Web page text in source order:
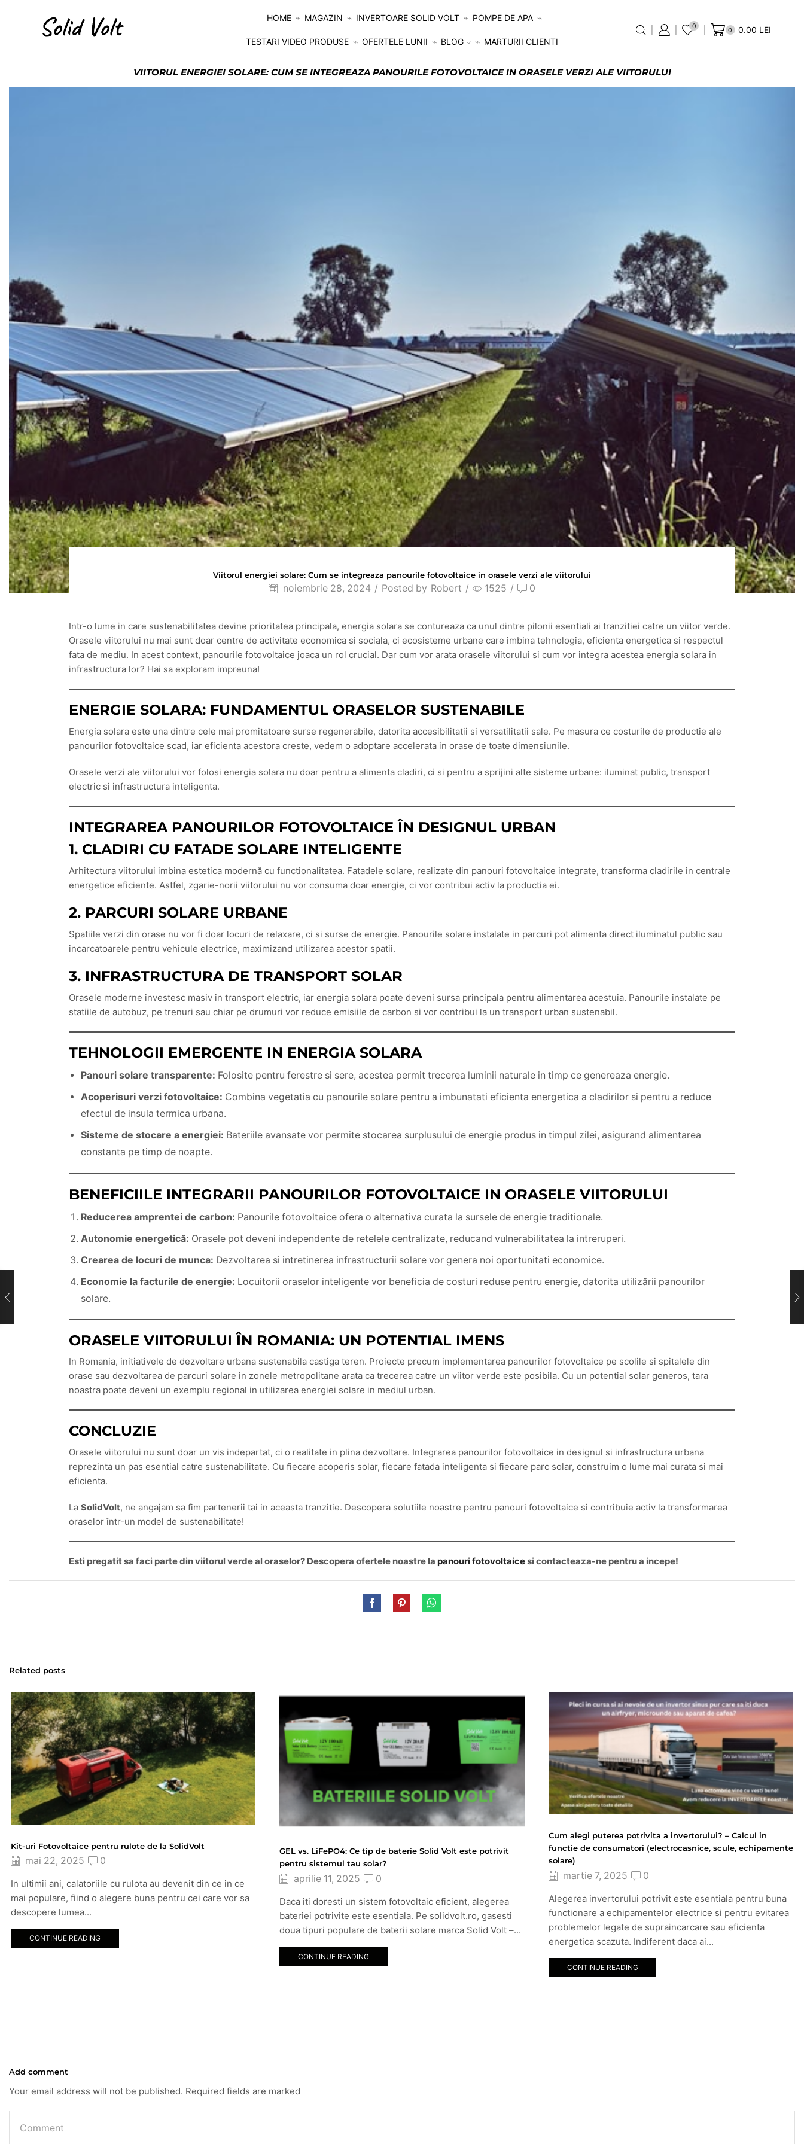
HOME MAGAZIN INVERTOARE SOLID VOLT POMPE DE APA
TESTARI VIDEO PRODUSE OFERTELE LUNII BLOG MARTURII CLIENTI
0
0 0.00 LEI
VIITORUL ENERGIEI SOLARE: CUM SE INTEGREAZA PANOURILE FOTOVOLTAICE IN ORASELE VERZI ALE VIITORULUI
Viitorul energiei solare: Cum se integreaza panourile fotovoltaice in orasele verzi ale viitorului
noiembrie 28, 2024 / Posted by Robert / 1525 / 0
Intr-o lume in care sustenabilitatea devine prioritatea principala, energia solara se contureaza ca unul dintre pilonii esentiali ai tranzitiei catre un viitor verde.
Orasele viitorului nu mai sunt doar centre de activitate economica si sociala, ci ecosisteme urbane care imbina tehnologia, eficienta energetica si respectul
fata de mediu. In acest context, panourile fotovoltaice joaca un rol crucial. Dar cum vor arata orasele viitorului si cum vor integra acestea energia solara in
infrastructura lor? Hai sa exploram impreuna!
ENERGIE SOLARA: FUNDAMENTUL ORASELOR SUSTENABILE
Energia solara este una dintre cele mai promitatoare surse regenerabile, datorita accesibilitatii si versatilitatii sale. Pe masura ce costurile de productie ale
panourilor fotovoltaice scad, iar eficienta acestora creste, vedem o adoptare accelerata in orase de toate dimensiunile.
Orasele verzi ale viitorului vor folosi energia solara nu doar pentru a alimenta cladiri, ci si pentru a sprijini alte sisteme urbane: iluminat public, transport
electric si infrastructura inteligenta.
INTEGRAREA PANOURILOR FOTOVOLTAICE ÎN DESIGNUL URBAN
1. CLADIRI CU FATADE SOLARE INTELIGENTE
Arhitectura viitorului imbina estetica modernă cu functionalitatea. Fatadele solare, realizate din panouri fotovoltaice integrate, transforma cladirile in centrale
energetice eficiente. Astfel, zgarie-norii viitorului nu vor consuma doar energie, ci vor contribui activ la productia ei.
2. PARCURI SOLARE URBANE
Spatiile verzi din orase nu vor fi doar locuri de relaxare, ci si surse de energie. Panourile solare instalate in parcuri pot alimenta direct iluminatul public sau
incarcatoarele pentru vehicule electrice, maximizand utilizarea acestor spatii.
3. INFRASTRUCTURA DE TRANSPORT SOLAR
Orasele moderne investesc masiv in transport electric, iar energia solara poate deveni sursa principala pentru alimentarea acestuia. Panourile instalate pe
statiile de autobuz, pe trenuri sau chiar pe drumuri vor reduce emisiile de carbon si vor contribui la un transport urban sustenabil.
TEHNOLOGII EMERGENTE IN ENERGIA SOLARA
Panouri solare transparente: Folosite pentru ferestre si sere, acestea permit trecerea luminii naturale in timp ce genereaza energie.
Acoperisuri verzi fotovoltaice: Combina vegetatia cu panourile solare pentru a imbunatati eficienta energetica a cladirilor si pentru a reduce
efectul de insula termica urbana.
Sisteme de stocare a energiei: Bateriile avansate vor permite stocarea surplusului de energie produs in timpul zilei, asigurand alimentarea
constanta pe timp de noapte.
BENEFICIILE INTEGRARII PANOURILOR FOTOVOLTAICE IN ORASELE VIITORULUI
Reducerea amprentei de carbon: Panourile fotovoltaice ofera o alternativa curata la sursele de energie traditionale.
Autonomie energetică: Orasele pot deveni independente de retelele centralizate, reducand vulnerabilitatea la intreruperi.
Crearea de locuri de munca: Dezvoltarea si intretinerea infrastructurii solare vor genera noi oportunitati economice.
Economie la facturile de energie: Locuitorii oraselor inteligente vor beneficia de costuri reduse pentru energie, datorita utilizării panourilor
solare.
ORASELE VIITORULUI ÎN ROMANIA: UN POTENTIAL IMENS
In Romania, initiativele de dezvoltare urbana sustenabila castiga teren. Proiecte precum implementarea panourilor fotovoltaice pe scolile si spitalele din
orase sau dezvoltarea de parcuri solare in zonele metropolitane arata ca trecerea catre un viitor verde este posibila. Cu un potential solar generos, tara
noastra poate deveni un exemplu regional in utilizarea energiei solare in mediul urban.
CONCLUZIE
Orasele viitorului nu sunt doar un vis indepartat, ci o realitate in plina dezvoltare. Integrarea panourilor fotovoltaice in designul si infrastructura urbana
reprezinta un pas esential catre sustenabilitate. Cu fiecare acoperis solar, fiecare fatada inteligenta si fiecare parc solar, construim o lume mai curata si mai
eficienta.
La SolidVolt, ne angajam sa fim partenerii tai in aceasta tranzitie. Descopera solutiile noastre pentru panouri fotovoltaice si contribuie activ la transformarea
oraselor într-un model de sustenabilitate!
Esti pregatit sa faci parte din viitorul verde al oraselor? Descopera ofertele noastre la panouri fotovoltaicesi contacteaza-ne pentru a incepe!
Related posts
Kit-uri Fotovoltaice pentru rulote de la SolidVolt
mai 22, 2025
0
In ultimii ani, calatoriile cu rulota au devenit din ce in ce
mai populare, fiind o alegere buna pentru cei care vor sa
descopere lumea...
CONTINUE READING
GEL vs. LiFePO4: Ce tip de baterie Solid Volt este potrivit
pentru sistemul tau solar?
aprilie 11, 2025
0
Daca iti doresti un sistem fotovoltaic eficient, alegerea
bateriei potrivite este esentiala. Pe solidvolt.ro, gasesti
doua tipuri populare de baterii solare marca Solid Volt –...
CONTINUE READING
Cum alegi puterea potrivita a invertorului? – Calcul in
functie de consumatori (electrocasnice, scule, echipamente
solare)
martie 7, 2025
0
Alegerea invertorului potrivit este esentiala pentru buna
functionare a echipamentelor electrice si pentru evitarea
problemelor legate de supraincarcare sau eficienta
energetica scazuta. Indiferent daca ai...
CONTINUE READING
Add comment
Your email address will not be published. Required fields are marked